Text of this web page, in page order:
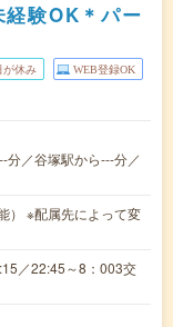
験OK＊パー
が休み WEB登録OK
分／谷塚駅から---分／
） ※配属先によって変
／22:45～8：003交